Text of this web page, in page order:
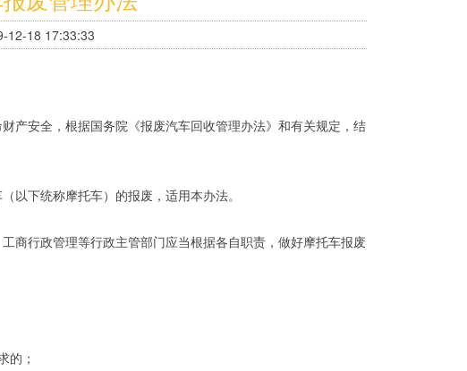
12-18 17:33:33
产安全，根据国务院《报废汽车回收管理办法》和有关规定，结
以下统称摩托车）的报废，适用本办法。
商行政管理等行政主管部门应当根据各自职责，做好摩托车报废
的；